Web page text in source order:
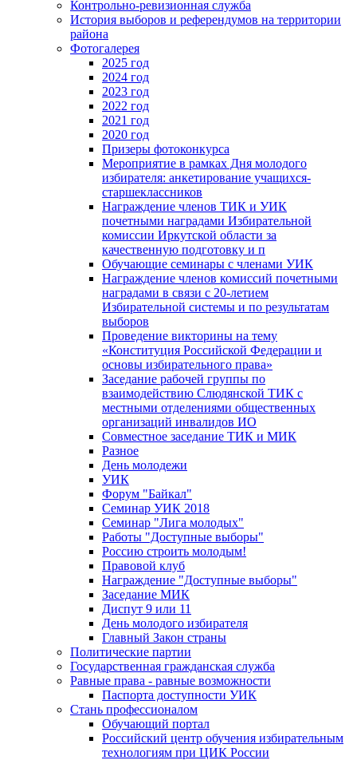
Контрольно-ревизионная служба
История выборов и референдумов на территории
района
Фотогалерея
2025 год
2024 год
2023 год
2022 год
2021 год
2020 год
Призеры фотоконкурса
Мероприятие в рамках Дня молодого
избирателя: анкетирование учащихся-
старшеклассников
Награждение членов ТИК и УИК
почетными наградами Избирательной
комиссии Иркутской области за
качественную подготовку и п
Обучающие семинары с членами УИК
Награждение членов комиссий почетными
наградами в связи с 20-летием
Избирательной системы и по результатам
выборов
Проведение викторины на тему
«Конституция Российской Федерации и
основы избирательного права»
Заседание рабочей группы по
взаимодействию Слюдянской ТИК с
местными отделениями общественных
организаций инвалидов ИО
Совместное заседание ТИК и МИК
Разное
День молодежи
УИК
Форум "Байкал"
Семинар УИК 2018
Семинар "Лига молодых"
Работы "Доступные выборы"
Россию строить молодым!
Правовой клуб
Награждение "Доступные выборы"
Заседание МИК
Диспут 9 или 11
День молодого избирателя
Главный Закон страны
Политические партии
Государственная гражданская служба
Равные права - равные возможности
Паспорта доступности УИК
Стань профессионалом
Обучающий портал
Российский центр обучения избирательным
технологиям при ЦИК России